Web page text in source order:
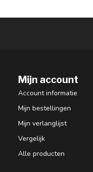
Mijn account
Account informatie
Mijn bestellingen
Mijn verlanglijst
Vergelijk
Alle producten